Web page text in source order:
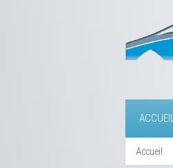
Accueil